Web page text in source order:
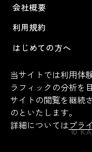
会社概要
利用規約
はじめての方へ
©
当サイトでは利用体
ラフィックの分析を
サイトの閲覧を継続
のといたします。
詳細についてはプラ